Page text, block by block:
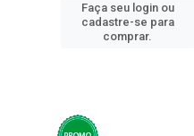
Faça seu login ou
cadastre-se para
comprar.